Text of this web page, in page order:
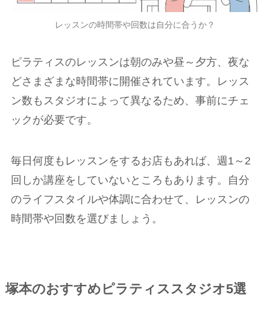
レッスンの時間帯や回数は自分に合うか？
ピラティスのレッスンは朝のみや昼～夕方、夜な
どさまざまな時間帯に開催されています。レッス
ン数もスタジオによって異なるため、事前にチェ
ックが必要です。
毎日何度もレッスンをするお店もあれば、週1～2
回しか講座をしていないところもあります。自分
のライフスタイルや体調に合わせて、レッスンの
時間帯や回数を選びましょう。
塚本のおすすめピラティススタジオ5選